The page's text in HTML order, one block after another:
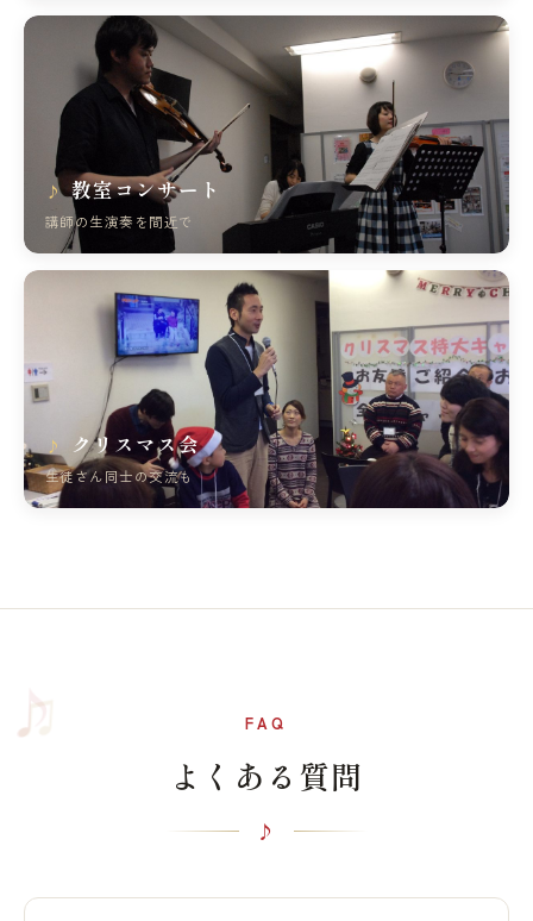
教室コンサート
講師の生演奏を間近で
クリスマス会
生徒さん同士の交流も
♫ FAQ
よくある質問